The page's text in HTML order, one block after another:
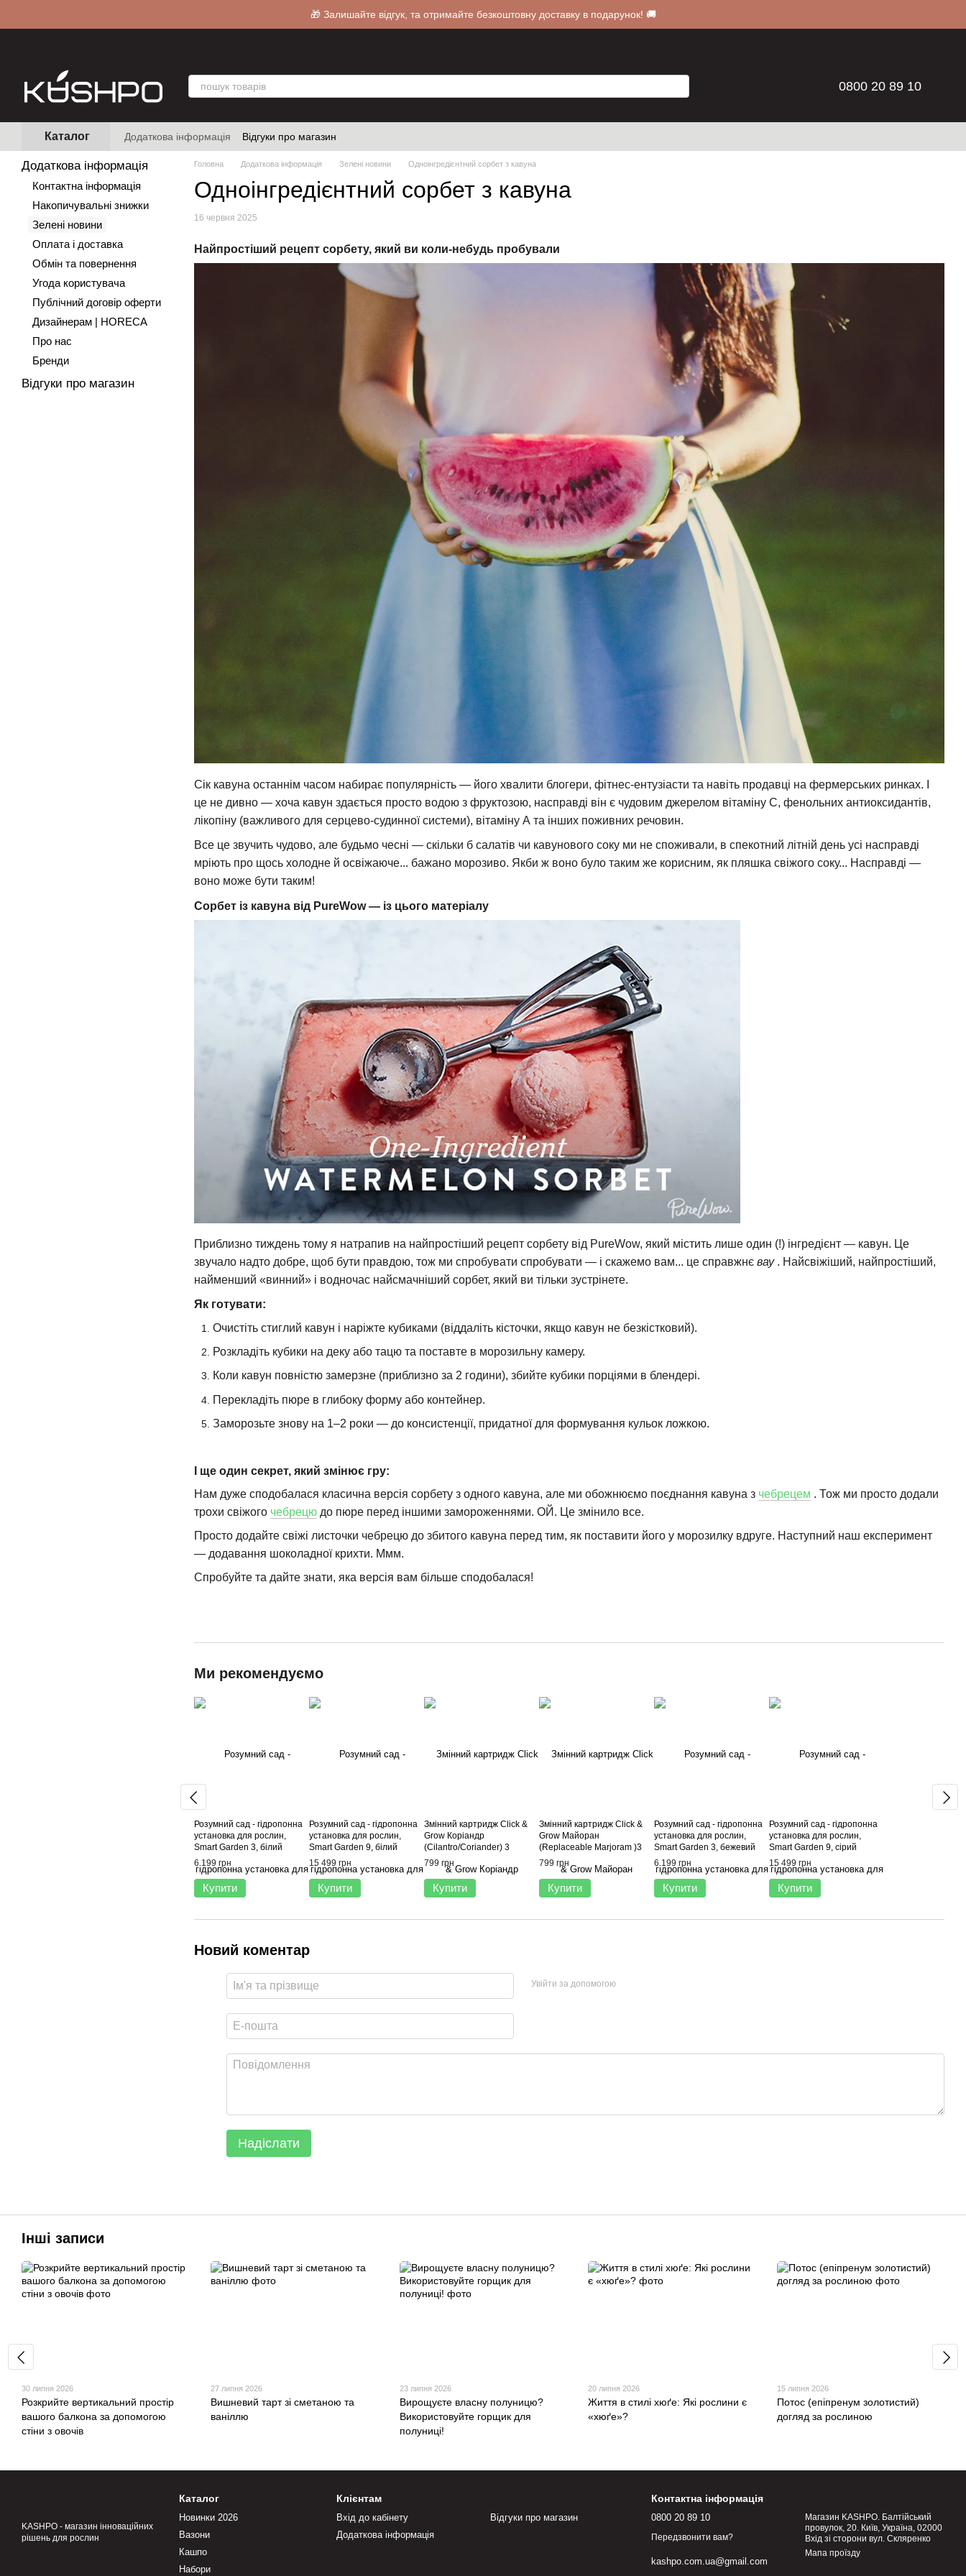
🎁 Залишайте відгук, та отримайте безкоштовну доставку в подарунок! 🚚
0800 20 89 10
Каталог Додаткова інформація Відгуки про магазин
Головна Додаткова інформація Зелені новини Одноінгредієнтний сорбет з кавуна
Одноінгредієнтний сорбет з кавуна
16 червня 2025
Найпростіший рецепт сорбету, який ви коли-небудь пробували
Сік кавуна останнім часом набирає популярність — його хвалити блогери, фітнес-ентузіасти та навіть продавці на фермерських ринках. І
це не дивно — хоча кавун здається просто водою з фруктозою, насправді він є чудовим джерелом вітаміну С, фенольних антиоксидантів,
лікопіну (важливого для серцево-судинної системи), вітаміну А та інших поживних речовин.
Все це звучить чудово, але будьмо чесні — скільки б салатів чи кавунового соку ми не споживали, в спекотний літній день усі насправді
мріють про щось холодне й освіжаюче... бажано морозиво. Якби ж воно було таким же корисним, як пляшка свіжого соку... Насправді —
воно може бути таким!
Сорбет із кавуна від PureWow — із цього матеріалу
Приблизно тиждень тому я натрапив на найпростіший рецепт сорбету від PureWow, який містить лише один (!) інгредієнт — кавун. Це
звучало надто добре, щоб бути правдою, тож ми спробувати спробувати — і скажемо вам... це справжнє вау. Найсвіжіший, найпростіший,
найменший «винний» і водночас найсмачніший сорбет, який ви тільки зустрінете.
Як готувати:
Очистіть стиглий кавун і наріжте кубиками (віддаліть кісточки, якщо кавун не безкістковий).
Розкладіть кубики на деку або тацю та поставте в морозильну камеру.
Коли кавун повністю замерзне (приблизно за 2 години), збийте кубики порціями в блендері.
Перекладіть пюре в глибоку форму або контейнер.
Заморозьте знову на 1–2 роки — до консистенції, придатної для формування кульок ложкою.
І ще один секрет, який змінює гру:
Нам дуже сподобалася класична версія сорбету з одного кавуна, але ми обожнюємо поєднання кавуна з чебрецем . Тож ми просто додали
трохи свіжого чебрецю до пюре перед іншими замороженнями. ОЙ. Це змінило все.
Просто додайте свіжі листочки чебрецю до збитого кавуна перед тим, як поставити його у морозилку вдруге. Наступний наш експеримент
— додавання шоколадної крихти. Ммм.
Спробуйте та дайте знати, яка версія вам більше сподобалася!
Ми рекомендуємо
Розумний сад - гідропонна
установка для рослин,
Smart Garden 3, білий
6 199 грн
Купити
Розумний сад - гідропонна
установка для рослин,
Smart Garden 9, білий
15 499 грн
Купити
Змінний картридж Click &
Grow Коріандр
(Cilantro/Coriander) 3
капсули
799 грн
Купити
Змінний картридж Click &
Grow Майоран
(Replaceable Marjoram )3
капсули
799 грн
Купити
Розумний сад - гідропонна
установка для рослин,
Smart Garden 3, бежевий
6 199 грн
Купити
Розумний сад - гідропонна
установка для рослин,
Smart Garden 9, сірий
15 499 грн
Купити
Новий коментар
Увійти за допомогою
Надіслати
Додаткова інформація
Контактна інформація
Накопичувальні знижки
Зелені новини
Оплата і доставка
Обмін та повернення
Угода користувача
Публічний договір оферти
Дизайнерам | HORECA
Про нас
Бренди
Відгуки про магазин
Інші записи
30 липня 2026
Розкрийте вертикальний простір
вашого балкона за допомогою
стіни з овочів
27 липня 2026
Вишневий тарт зі сметаною та
ваніллю
23 липня 2026
Вирощуєте власну полуницю?
Використовуйте горщик для
полуниці!
20 липня 2026
Життя в стилі хюґе: Які рослини є
«хюґе»?
15 липня 2026
Потос (епіпренум золотистий)
догляд за рослиною
KASHPO - магазин інноваційних
рішень для рослин
Каталог
Новинки 2026
Вазони
Кашпо
Набори
Клієнтам
Вхід до кабінету
Додаткова інформація
Відгуки про магазин
Контактна інформація
0800 20 89 10
Передзвонити вам?
kashpo.com.ua@gmail.com
Магазин KASHPO. Балтійський
провулок, 20. Київ, Україна, 02000
Вхід зі сторони вул. Скляренко
Мапа проїзду